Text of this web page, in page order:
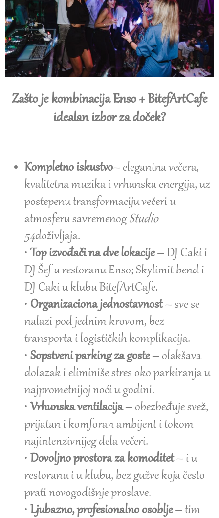
Zašto je kombinacija Enso + BitefArtCafe
idealan izbor za doček?
Kompletno iskustvo– elegantna večera,
kvalitetna muzika i vrhunska energija, uz
postepenu transformaciju večeri u
atmosferu savremenogStudio
54doživljaja.
• Top izvođači na dve lokacije– DJ Caki i
DJ Šef u restoranu Enso; Skylimit bend i
DJ Caki u klubu BitefArtCafe.
• Organizaciona jednostavnost– sve se
nalazi pod jednim krovom, bez
transporta i logističkih komplikacija.
• Sopstveni parking za goste– olakšava
dolazak i eliminiše stres oko parkiranja u
najprometnijoj noći u godini.
•Vrhunska ventilacija– obezbeđuje svež,
prijatan i komforan ambijent i tokom
najintenzivnijeg dela večeri.
• Dovoljno prostora za komoditet– i u
restoranu i u klubu, bez gužve koja često
prati novogodišnje proslave.
• Ljubazno, profesionalno osoblje– tim